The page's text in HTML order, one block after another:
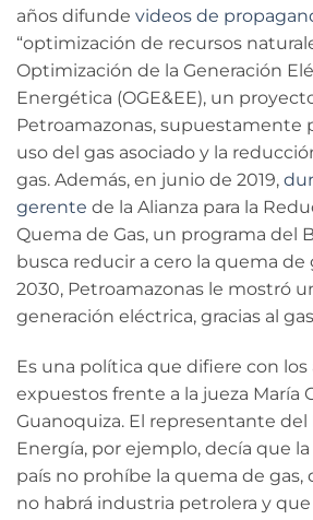
años difunde videos de
“optimización de recursos
Optimización de la Generación
Energética (OGE&EE), un
Petroamazonas, supuestamente
uso del gas asociado y la
gas. Además, en junio de 2019,
gerente de la Alianza para la
Quema de Gas, un programa del
busca reducir a cero la quema de
2030, Petroamazonas le mostró
generación eléctrica, gracias al
Es una política que difiere con
expuestos frente a la jueza María
Guanoquiza. El representante
Energía, por ejemplo, decía que
país no prohíbe la quema de gas,
no habrá industria petrolera y que